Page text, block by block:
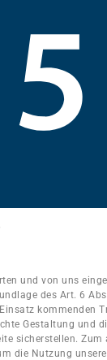
und von uns
des Art. 6
kommenden
Gestaltung und
sicherstellen. Zum
die Nutzung